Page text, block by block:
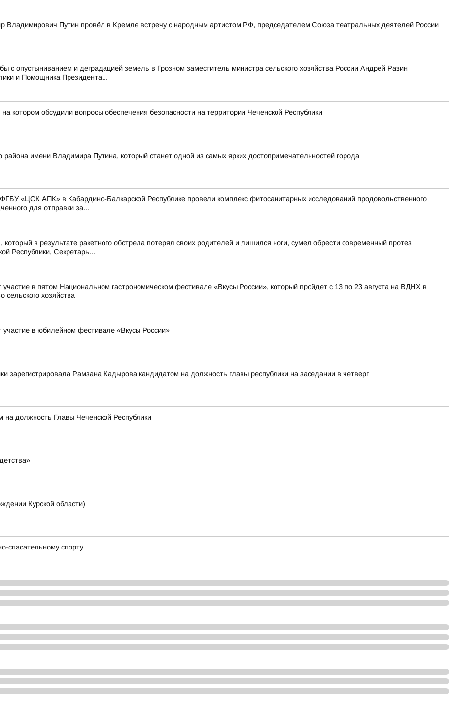
Владимирович Путин провёл в Кремле встречу с народным артистом РФ, председателем Союза театральных деятелей России
с опустыниванием и деградацией земель в Грозном заместитель министра сельского хозяйства России Андрей Разин
и Помощника Президента...
котором обсудили вопросы обеспечения безопасности на территории Чеченской Республики
района имени Владимира Путина, который станет одной из самых ярких достопримечательностей города
«ЦОК АПК» в Кабардино-Балкарской Республике провели комплекс фитосанитарных исследований продовольственного
для отправки за...
в результате ракетного обстрела потерял своих родителей и лишился ноги, сумел обрести современный протез
Республики, Секретарь...
в пятом Национальном гастрономическом фестивале «Вкусы России», который пройдет с 13 по 23 августа на ВДНХ в
сельского хозяйства
участие в юбилейном фестивале «Вкусы России»
зарегистрировала Рамзана Кадырова кандидатом на должность главы республики на заседании в четверг
на должность Главы Чеченской Республики
Курской области)
спасательному спорту